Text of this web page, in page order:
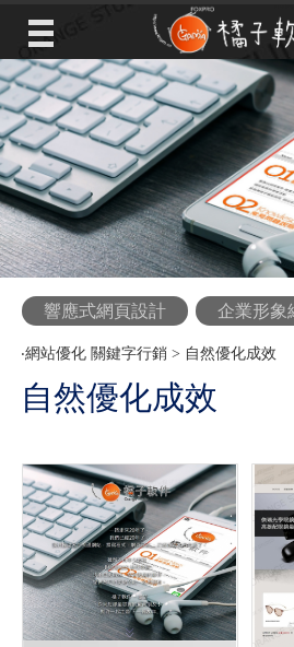
響應式網頁設計 企業形象
‧網站優化 關鍵字行銷> 自然優化成效
自然優化成效